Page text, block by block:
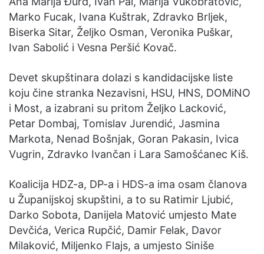
Marko Fucak, Ivana Kuštrak, Zdravko Brljek,
Biserka Sitar, Željko Osman, Veronika Puškar,
Ivan Sabolić i Vesna Peršić Kovač.
Devet skupštinara dolazi s kandidacijske liste
koju čine stranka Nezavisni, HSU, HNS, DOMiNO
i Most, a izabrani su pritom Željko Lacković,
Petar Dombaj, Tomislav Jurendić, Jasmina
Markota, Nenad Bošnjak, Goran Pakasin, Ivica
Vugrin, Zdravko Ivančan i Lara Samošćanec Kiš.
Koalicija HDZ-a, DP-a i HDS-a ima osam članova
u Županijskoj skupštini, a to su Ratimir Ljubić,
Darko Sobota, Danijela Matović umjesto Mate
Devčića, Verica Rupčić, Damir Felak, Davor
Milaković, Miljenko Flajs, a umjesto Siniše